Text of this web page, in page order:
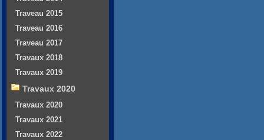
Traveau 2015
Traveau 2016
Traveau 2017
Travaux 2018
Travaux 2019
Travaux 2020
Travaux 2020
Travaux 2021
Travaux 2022